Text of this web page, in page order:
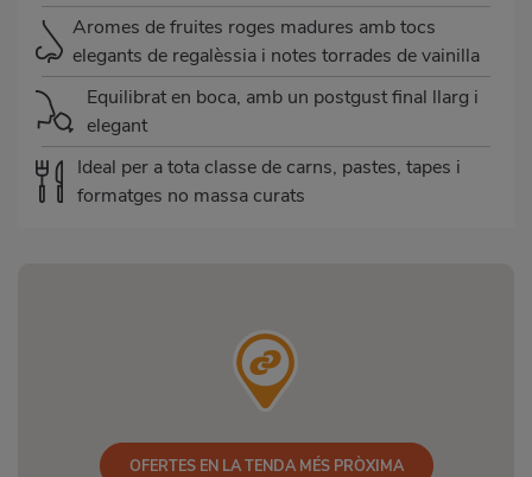
Aromes de fruites roges madures amb tocs
elegants de regalèssia i notes torrades de vainilla
Equilibrat en boca, amb un postgust final llarg i
elegant
Ideal per a tota classe de carns, pastes, tapes i
formatges no massa curats
OFERTES EN LA TENDA MÉS PRÒXIMA